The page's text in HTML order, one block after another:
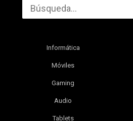
Informática
Móviles
Gaming
Audio
Tablets